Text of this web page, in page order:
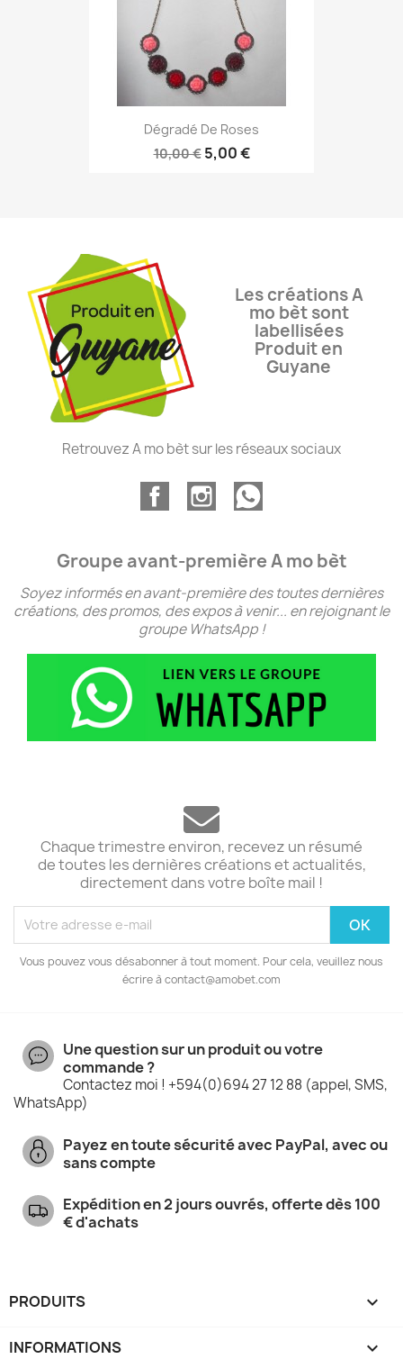
Dégradé De Roses
10,00 € 5,00 €
Les créations A
mo bèt sont
labellisées
Produit en
Guyane
Retrouvez A mo bèt sur les réseaux sociaux
Groupe avant-première A mo bèt
Soyez informés en avant-première des toutes dernières
créations, des promos, des expos à venir... en rejoignant le
groupe WhatsApp !
Chaque trimestre environ, recevez un résumé
de toutes les dernières créations et actualités,
directement dans votre boîte mail !
Vous pouvez vous désabonner à tout moment. Pour cela, veuillez nous
écrire à contact@amobet.com
Une question sur un produit ou votre
commande ?
Contactez moi ! +594(0)694 27 12 88 (appel, SMS,
WhatsApp)
Payez en toute sécurité avec PayPal, avec ou
sans compte
Expédition en 2 jours ouvrés, offerte dès 100
€ d'achats
PRODUITS 
INFORMATIONS 